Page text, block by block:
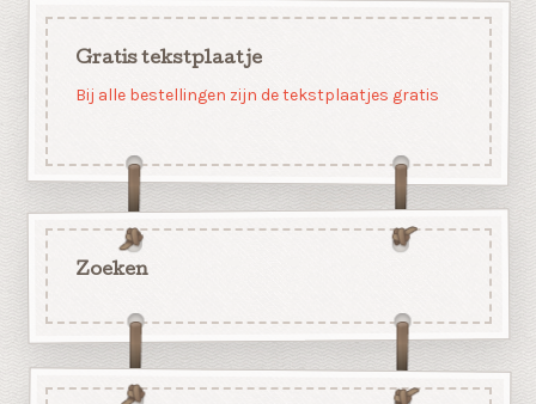
Gratis tekstplaatje
Bij alle bestellingen zijn de tekstplaatjes gratis
Zoeken